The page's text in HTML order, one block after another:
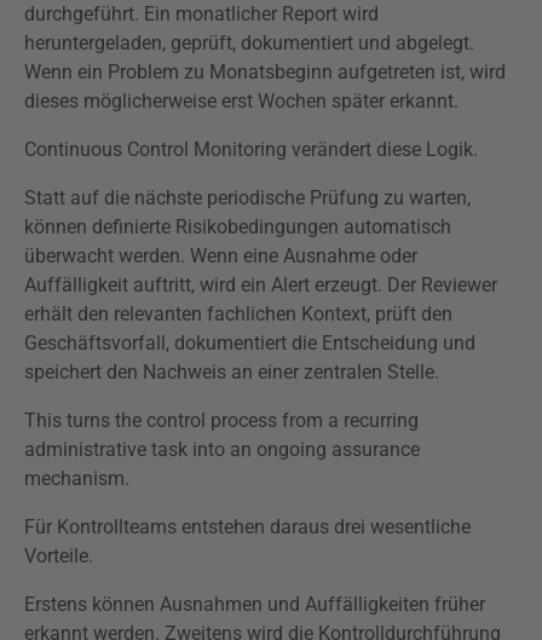
durchgeführt. Ein monatlicher Report wird
heruntergeladen, geprüft, dokumentiert und abgelegt.
Wenn ein Problem zu Monatsbeginn aufgetreten ist, wird
dieses möglicherweise erst Wochen später erkannt.
Continuous Control Monitoring verändert diese Logik.
Statt auf die nächste periodische Prüfung zu warten,
können definierte Risikobedingungen automatisch
überwacht werden. Wenn eine Ausnahme oder
Auffälligkeit auftritt, wird ein Alert erzeugt. Der Reviewer
erhält den relevanten fachlichen Kontext, prüft den
Geschäftsvorfall, dokumentiert die Entscheidung und
speichert den Nachweis an einer zentralen Stelle.
This turns the control process from a recurring
administrative task into an ongoing assurance
mechanism.
Für Kontrollteams entstehen daraus drei wesentliche
Vorteile.
Erstens können Ausnahmen und Auffälligkeiten früher
erkannt werden. Zweitens wird die Kontrolldurchführung